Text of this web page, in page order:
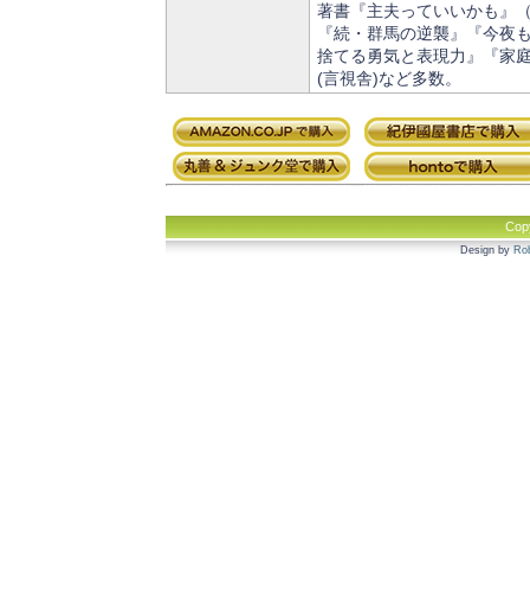
著書『主夫っていいかも』
『続・群馬の逆襲』『今夜
捨てる勇気と表現力』『家
(言視舎)など多数。
Design by